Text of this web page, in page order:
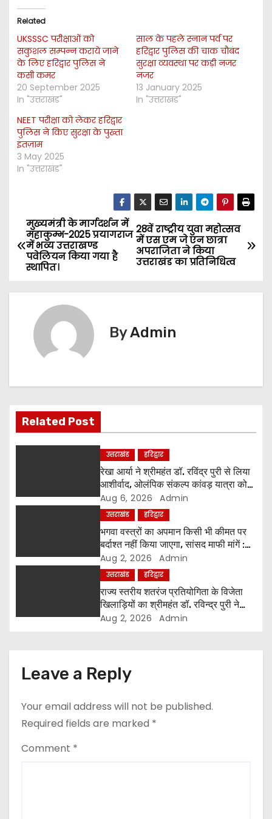
Related
UKSSSC परीक्षाओं को
सकुशल सम्पन्न कराये जाने
के लिए हरिद्वार पुलिस ने
कसी कमर
20 September 2025
In "उत्तराखंड"
साल के पहले स्नान पर्व पर
हरिद्वार पुलिस की चाक चौबंद
सुरक्षा व्यवस्था पर कड़ी नजर
नजर
13 January 2025
In "उत्तराखंड"
NEET परीक्षा को लेकर हरिद्वार
पुलिस ने किए सुरक्षा के पुख्ता
इंतज़ाम
3 May 2025
In "उत्तराखंड"
P
o
v
i
g
i
n
28वें राष्ट्रीय युवा महोत्सव
में एस एम जे एन छात्रा
अपराजिता ने किया
उत्तराखंड का प्रतिनिधित्व
मुख्यमंत्री के मार्गदर्शन में
महाकुम्भ-2025 प्रयागराज
में भव्य उत्तराखण्ड
पवेलियन किया गया है
स्थापित।
ByAdmin
Related Post
उत्तराखंड हरिद्वार
रेखा आर्या ने श्रीमहंत डॉ. रविंद्र पुरी से लिया
आशीर्वाद, ओलंपिक संकल्प कांवड़ यात्रा को
मिला संतों का समर्थन
Aug 6, 2026 Admin
उत्तराखंड हरिद्वार
भगवा वस्त्रों का अपमान किसी भी कीमत पर
बर्दाश्त नहीं किया जाएगा, सांसद माफी मांगें :
श्रीमहंत डॉ. रविंद्र पुरी महाराज
Aug 2, 2026 Admin
उत्तराखंड हरिद्वार
राज्य स्तरीय शतरंज प्रतियोगिता के विजेता
खिलाड़ियों का श्रीमहंत डॉ. रविन्द्र पुरी ने
किया सम्मान
Aug 2, 2026 Admin
Leave a Reply
Your email address will not be published.
Required fields are marked *
Comment *